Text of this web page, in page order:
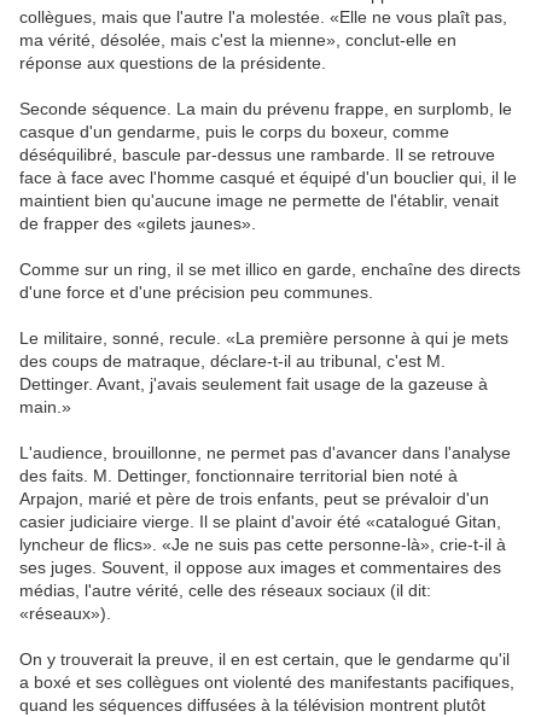
collègues, mais que l'autre l'a molestée. «Elle ne vous plaît pas,
ma vérité, désolée, mais c'est la mienne», conclut-elle en
réponse aux questions de la présidente.
Seconde séquence. La main du prévenu frappe, en surplomb, le
casque d'un gendarme, puis le corps du boxeur, comme
déséquilibré, bascule par-dessus une rambarde. Il se retrouve
face à face avec l'homme casqué et équipé d'un bouclier qui, il le
maintient bien qu'aucune image ne permette de l'établir, venait
de frapper des «gilets jaunes».
Comme sur un ring, il se met illico en garde, enchaîne des directs
d'une force et d'une précision peu communes.
Le militaire, sonné, recule. «La première personne à qui je mets
des coups de matraque, déclare-t-il au tribunal, c'est M.
Dettinger. Avant, j'avais seulement fait usage de la gazeuse à
main.»
L'audience, brouillonne, ne permet pas d'avancer dans l'analyse
des faits. M. Dettinger, fonctionnaire territorial bien noté à
Arpajon, marié et père de trois enfants, peut se prévaloir d'un
casier judiciaire vierge. Il se plaint d'avoir été «catalogué Gitan,
lyncheur de flics». «Je ne suis pas cette personne-là», crie-t-il à
ses juges. Souvent, il oppose aux images et commentaires des
médias, l'autre vérité, celle des réseaux sociaux (il dit:
«réseaux»).
On y trouverait la preuve, il en est certain, que le gendarme qu'il
a boxé et ses collègues ont violenté des manifestants pacifiques,
quand les séquences diffusées à la télévision montrent plutôt